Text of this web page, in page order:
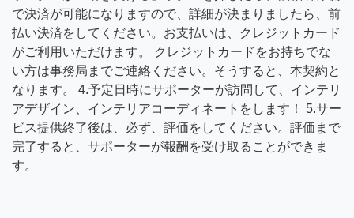
で決済が可能になりますので、詳細が決まりましたら、前
払い決済をしてください。お支払いは、クレジットカード
がご利用いただけます。 クレジットカードをお持ちでな
い方は事務局までご連絡ください。そうすると、本契約と
なります。 4.予定日時にサポーターが訪問して、インテリ
アデザイン、インテリアコーディネートをします！ 5.サー
ビス提供終了後は、必ず、評価をしてください。評価まで
完了すると、サポーターが報酬を受け取ることができま
す。